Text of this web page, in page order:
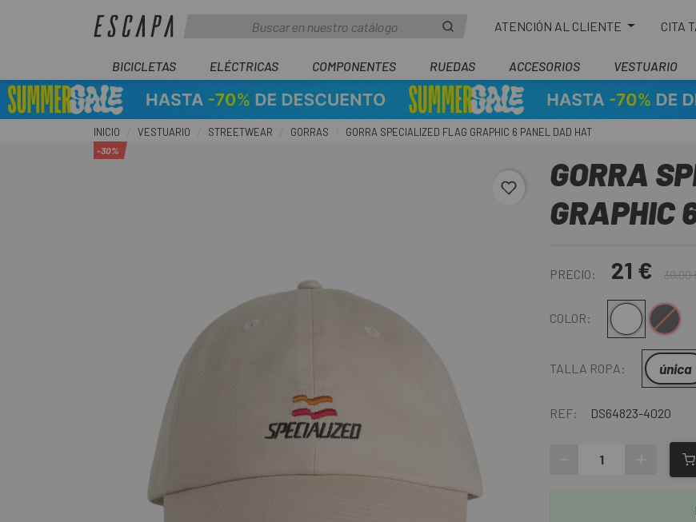
ATENCIÓN AL CLIENTE CITA
BICICLETAS ELÉCTRICAS COMPONENTES RUEDAS ACCESORIOS VESTUARIO
INICIO VESTUARIO STREETWEAR GORRAS GORRA SPECIALIZED FLAG GRAPHIC 6 PANEL DAD HAT
favorite_border
-30%
GORRA
GRAPHIC
PRECIO: 21 € 30,00
COLOR: Blanco Negro
TALLA ROPA: única
REF: DS64823-4020